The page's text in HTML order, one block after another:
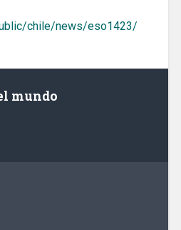
chile/news/eso1423/
mundo